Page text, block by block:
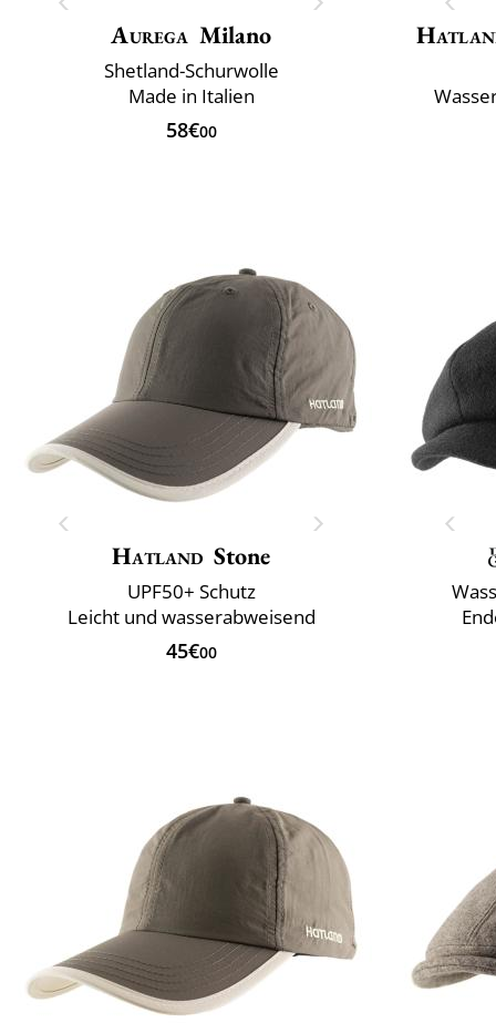
Aurega Milano
Shetland-Schurwolle
Made in Italien
58€00
Hatland Stone
UPF50+ Schutz
Leicht und wasserabweisend
45€00